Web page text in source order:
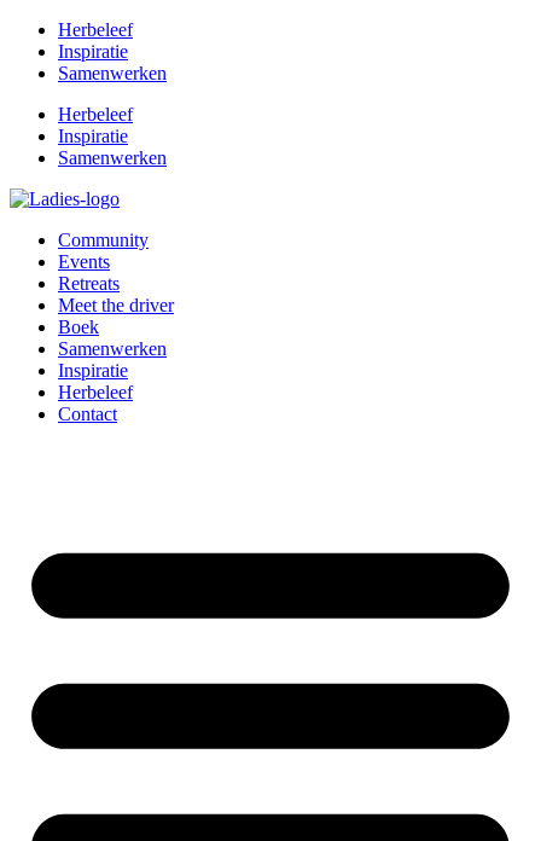
Herbeleef
Inspiratie
Samenwerken
Herbeleef
Inspiratie
Samenwerken
Community
Events
Retreats
Meet the driver
Boek
Samenwerken
Inspiratie
Herbeleef
Contact